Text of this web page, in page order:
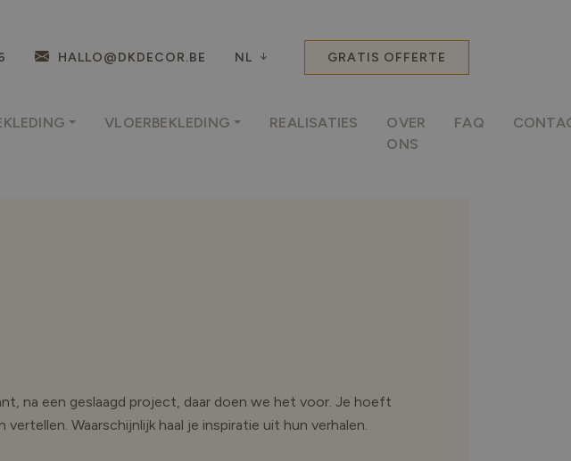
HALLO@DKDECOR.BE NL GRATIS OFFERTE
VLOERBEKLEDING REALISATIES
OVER
ONS
FAQ
na een geslaagd project, daar doen we het voor. Je hoeft
Waarschijnlijk haal je inspiratie uit hun verhalen.